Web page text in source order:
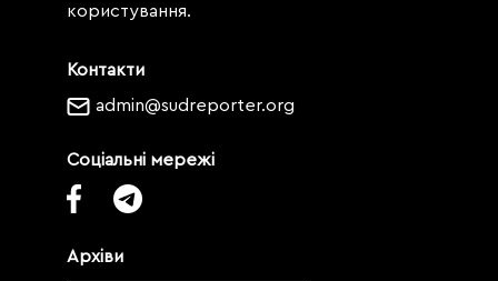
Контакти
admin@sudreporter.org
Соціальні мережі
Архіви
користування.